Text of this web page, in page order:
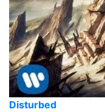
Disturbed